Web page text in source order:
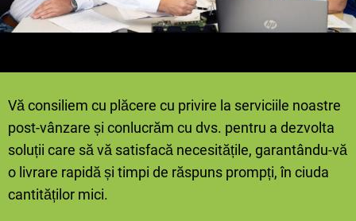
Vă consiliem cu plăcere cu privire la serviciile noastre
post-vânzare și conlucrăm cu dvs. pentru a dezvolta
soluții care să vă satisfacă necesitățile, garantându-vă
o livrare rapidă și timpi de răspuns prompți, în ciuda
cantităților mici.